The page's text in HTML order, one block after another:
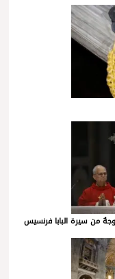
من سيرة البابا فرنسيس